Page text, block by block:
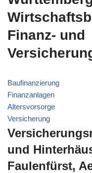
Finanz- und
Baufinanzierung
Finanzanlagen
Altersvorsorge
Versicherung
und
Faulenfürst,